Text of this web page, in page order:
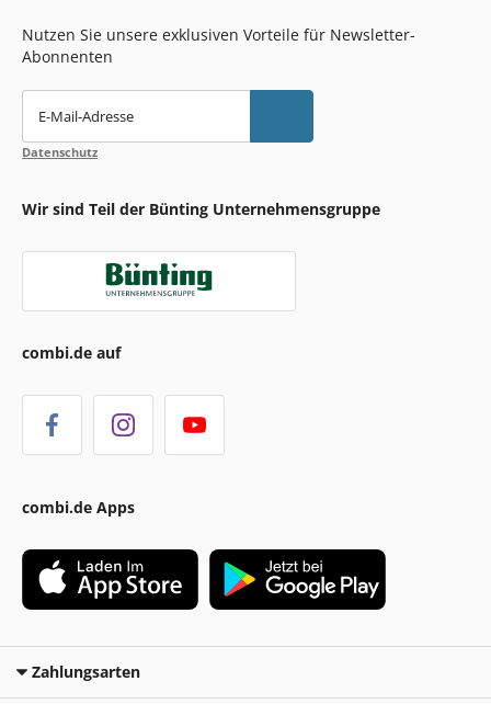
Nutzen Sie unsere exklusiven Vorteile für Newsletter-
Abonnenten
E-Mail-Adresse
Datenschutz
Wir sind Teil der Bünting Unternehmensgruppe
combi.de auf
combi.de Apps
Zahlungsarten